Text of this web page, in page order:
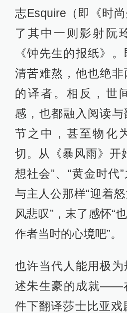
志Esquire（即《时
了其中一则影射阮
《钟先生的报纸》
清苦难熬，他也绝
的译者。相反，世
感，也都融入阅读
节之中，甚至物化
切。从《暴风雨》开
想社会”、“黄金时代
与主人公那样“迎着
风悲叹”，末了感怀“
作者当时的心境吧”。
也许当代人能用极为
述朱生豪的成就——
件下翻译莎士比亚戏